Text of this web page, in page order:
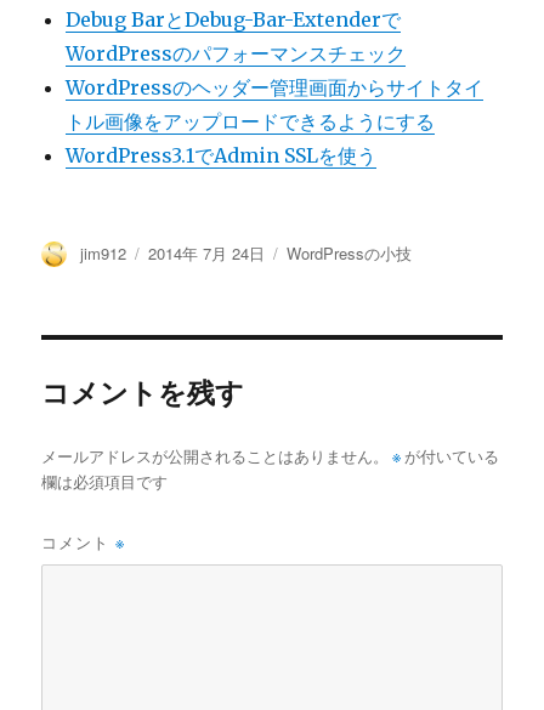
Debug BarとDebug-Bar-Extenderで
WordPressのパフォーマンスチェック
WordPressのヘッダー管理画面からサイトタイ
トル画像をアップロードできるようにする
WordPress3.1でAdmin SSLを使う
投
jim912
投
2014年 7月 24日
カ
WordPressの小技
コメントを残す
メールアドレスが公開されることはありません。 ※が付いている
欄は必須項目です
コメント※